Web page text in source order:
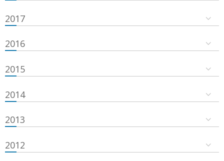
2017
2016
2015
2014
2013
2012